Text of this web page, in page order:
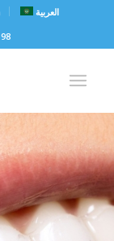
العربية